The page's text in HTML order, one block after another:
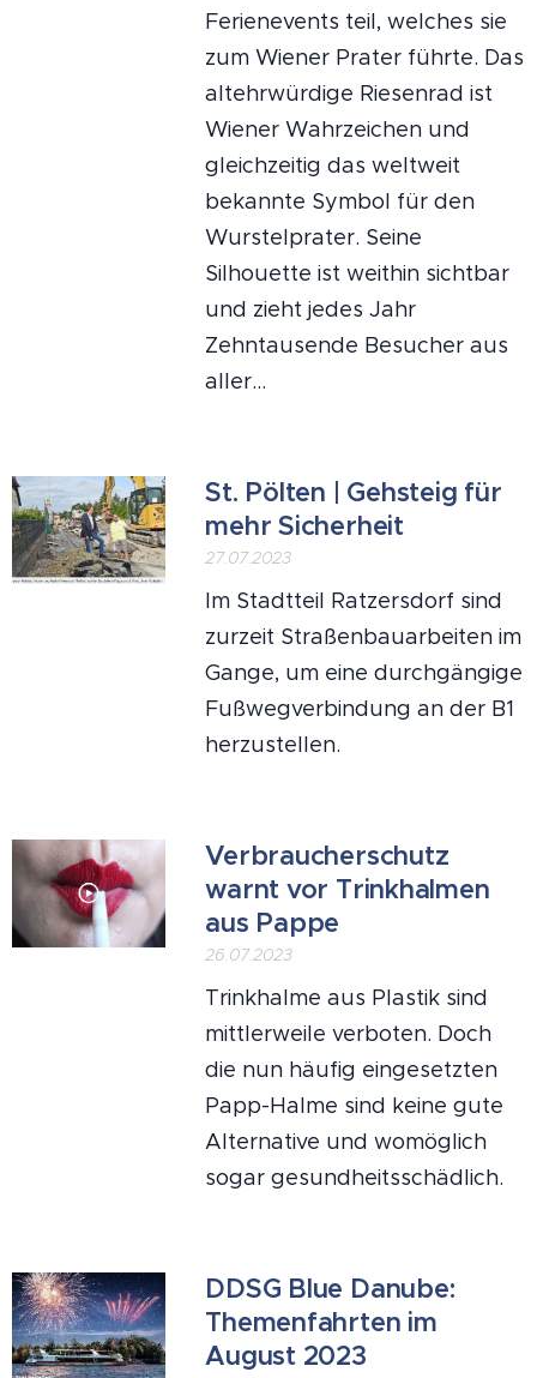
Ferienevents teil, welches sie
zum Wiener Prater führte. Das
altehrwürdige Riesenrad ist
Wiener Wahrzeichen und
gleichzeitig das weltweit
bekannte Symbol für den
Wurstelprater. Seine
Silhouette ist weithin sichtbar
und zieht jedes Jahr
Zehntausende Besucher aus
aller...
St. Pölten | Gehsteig für
mehr Sicherheit
27.07.2023
Im Stadtteil Ratzersdorf sind
zurzeit Straßenbauarbeiten im
Gange, um eine durchgängige
Fußwegverbindung an der B1
herzustellen.
Verbraucherschutz
warnt vor Trinkhalmen
aus Pappe
26.07.2023
Trinkhalme aus Plastik sind
mittlerweile verboten. Doch
die nun häufig eingesetzten
Papp-Halme sind keine gute
Alternative und womöglich
sogar gesundheitsschädlich.
DDSG Blue Danube:
Themenfahrten im
August 2023